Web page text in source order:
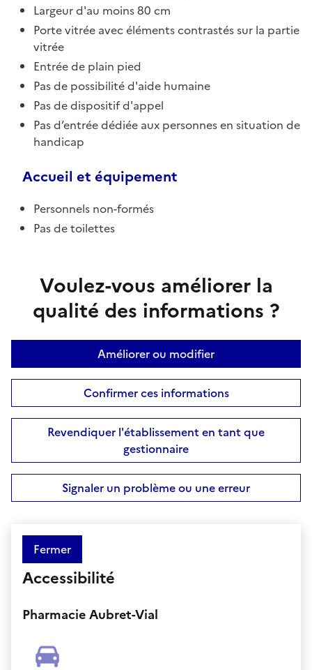
Largeur d'au moins 80 cm
Porte vitrée avec éléments contrastés sur la partie
vitrée
Entrée de plain pied
Pas de possibilité d'aide humaine
Pas de dispositif d'appel
Pas d’entrée dédiée aux personnes en situation de
handicap
Accueil et équipement
Personnels non-formés
Pas de toilettes
Voulez-vous améliorer la
qualité des informations ?
Améliorer ou modifier
Confirmer ces informations
Revendiquer l'établissement en tant que
gestionnaire
Signaler un problème ou une erreur
Fermer
Accessibilité
Pharmacie Aubret-Vial